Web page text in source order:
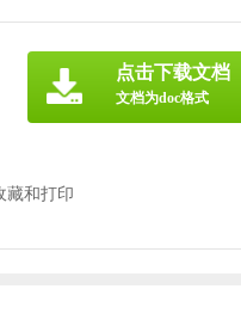
藏和打印
点击下载文档
文档为doc格式